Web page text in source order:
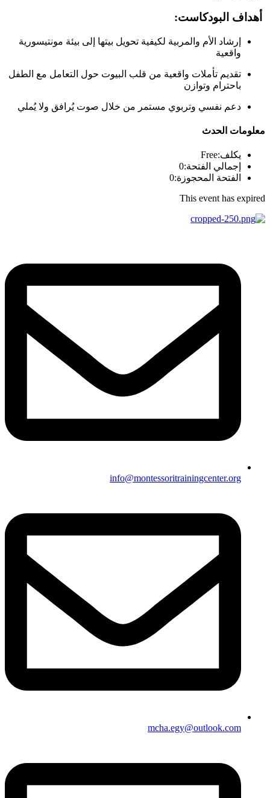
أهداف البودكاست:
إرشاد الأم والمربية لكيفية تحويل بيتها إلى بيئة مونتيسورية
واقعية
تقديم تأملات واقعية من قلب البيوت حول التعامل مع الطفل
باحترام وتوازن
دعم نفسي وتربوي مستمر من خلال صوت يُرافق ولا يُملي
معلومات الحدث
يكلف:Free
إجمالي الفتحة:0
الفتحة المحجوزة:0
This event has expired
info@montessoritrainingcenter.org
mcha.egy@outlook.com